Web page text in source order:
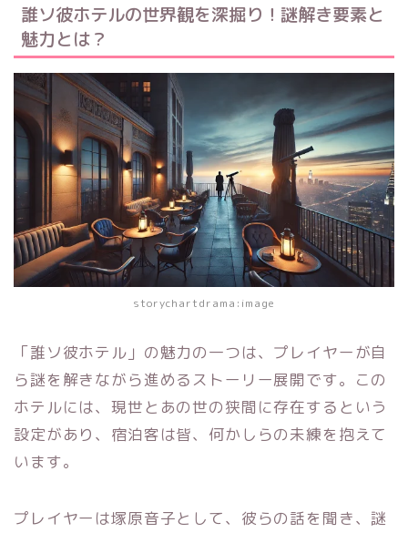
誰ソ彼ホテルの世界観を深掘り！謎解き要素と
魅力とは？
storychartdrama:image
「誰ソ彼ホテル」の魅力の一つは、プレイヤーが自
ら謎を解きながら進めるストーリー展開です。この
ホテルには、現世とあの世の狭間に存在するという
設定があり、宿泊客は皆、何かしらの未練を抱えて
います。
プレイヤーは塚原音子として、彼らの話を聞き、謎